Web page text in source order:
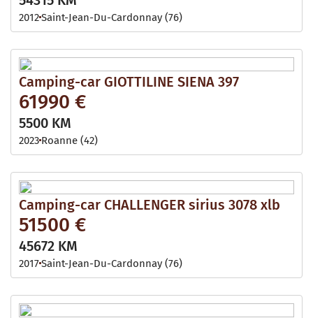
2012Saint-Jean-Du-Cardonnay (76)
Camping-car GIOTTILINE SIENA 397
61990 €
5500 KM
2023 Roanne (42)
Camping-car CHALLENGER sirius 3078 xlb
51500 €
45672 KM
2017Saint-Jean-Du-Cardonnay (76)